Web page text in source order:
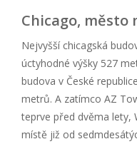
Chicago, město
Nejvyšší chicagská
úctyhodné výšky 527
budova v České
metrů. A zatímco AZ
teprve před dvěma lety,
místě již od